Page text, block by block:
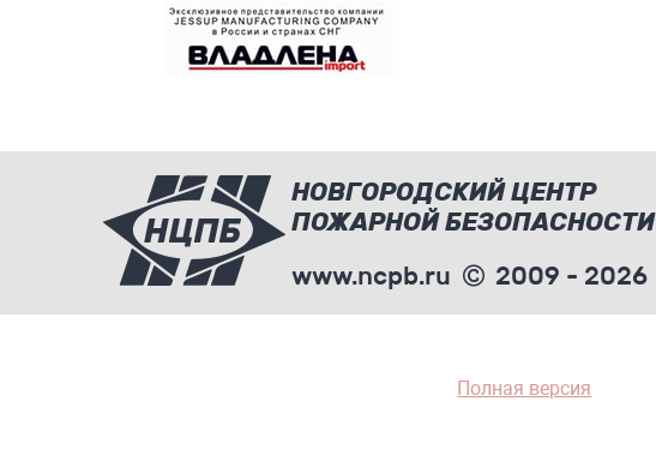
НОВГОРОДСКИЙ ЦЕНТР
ПОЖАРНОЙ БЕЗОПАСНОСТИ
www.ncpb.ru
2009 - 2026
Полная версия